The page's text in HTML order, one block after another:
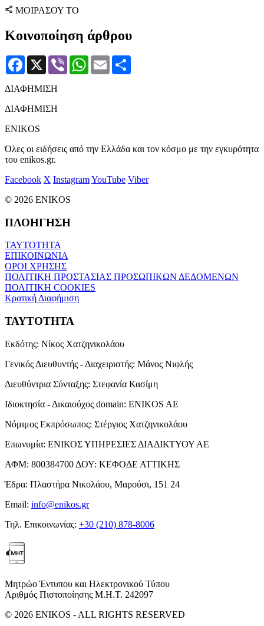
ΜΟΙΡΑΣΟΥ ΤΟ
Κοινοποίηση άρθρου
Facebook
X Viber WhatsApp
Email
ΔΙΑΦΗΜΙΣΗ
ΔΙΑΦΗΜΙΣΗ
ENIKOS
Όλες οι ειδήσεις από την Ελλάδα και τον κόσμο με την εγκυρότητα
του enikos.gr.
Facebook X InstagramYouTube Viber
© 2026 ENIKOS
ΠΛΟΗΓΗΣΗ
ΤΑΥΤΟΤΗΤΑ
ΕΠΙΚΟΙΝΩΝΙΑ
ΟΡΟΙ ΧΡΗΣΗΣ
ΠΟΛΙΤΙΚΗ ΠΡΟΣΤΑΣΙΑΣ ΠΡΟΣΩΠΙΚΩΝ ΔΕΔΟΜΕΝΩΝ
ΠΟΛΙΤΙΚΗ COOKIES
Κρατική Διαφήμιση
ΤΑΥΤΟΤΗΤΑ
Εκδότης: Νίκος Χατζηνικολάου
Γενικός Διευθυντής - Διαχειριστής: Μάνος Νιφλής
Διευθύντρια Σύνταξης: Στεφανία Κασίμη
Ιδιοκτησία - Δικαιούχος domain: ENIKOS AE
Νόμιμος Εκπρόσωπος: Στέργιος Χατζηνικολάου
Επωνυμία: ΕΝΙΚΟΣ ΥΠΗΡΕΣΙΕΣ ΔΙΑΔΙΚΤΥΟΥ ΑΕ
ΑΦΜ: 800384700 ΔΟΥ: ΚΕΦΟΔΕ ΑΤΤΙΚΗΣ
Έδρα: Πλαστήρα Νικολάου, Μαρούσι, 151 24
Email: info@enikos.gr
Τηλ. Επικοινωνίας: +30 (210) 878-8006
Μητρώο Έντυπου και Ηλεκτρονικού Τύπου
Αριθμός Πιστοποίησης Μ.Η.Τ. 242097
© 2026 ENIKOS - ALL RIGHTS RESERVED